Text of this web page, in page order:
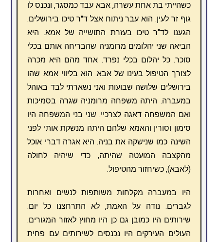
כשהייתי בת אחת עשרה, אבא עבד כמסגר, ונכנס לו
גוף זר לעין. הוא עבר ניתוח אצל ד"ר טיכו בירושלים.
הגענו לד"ר טיכו בעזרת התושייה של אמא. היא
הביאה שני יהלומים מרומניה שהבריחה אותם בכלי
סוכר. כל יהלום בכלי נפרד. אחד מהם היא מכרה
לצורך הטיפול בעינו של אבא. הוא בליווי אמא שהו
בירושלים שלושה שבועות ואני נשארתי לבד באוהל
במעברה. היתה משפחה מרומניה שגרה בסמיכות
ואם המשפחה דאגה לצרכיי. שני בני המשפחה היו
סימון וסורין והאמא שלהם היתה מנשקת אותי לפני
השינה כמו שנישקה את בניה. היא אגרה דברי אוכל
מהקצבה המועטה שהיתה, כדי שיהיה לחולה
(לאבא), כשיחזור מהטיפול.
היו במעברה מקלחות משותפות לנשים ואחרות
לגברים. נודה על האמת, לא התרחצנו כל יום.
שירותים היו כמובן גם כן היו מחוץ לאזור המגורים.
העולים העירקים היו נכנסים לשירותים עם פחית